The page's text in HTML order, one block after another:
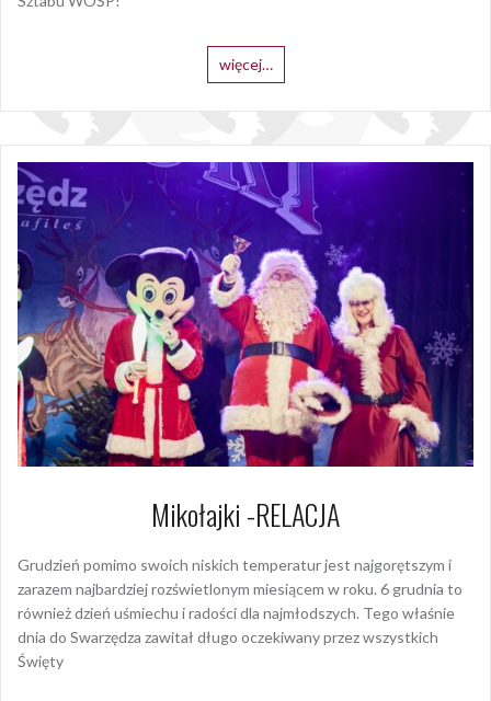
więcej…
Mikołajki -RELACJA
Grudzień pomimo swoich niskich temperatur jest najgorętszym i
zarazem najbardziej rozświetlonym miesiącem w roku. 6 grudnia to
również dzień uśmiechu i radości dla najmłodszych. Tego właśnie
dnia do Swarzędza zawitał długo oczekiwany przez wszystkich
Święty